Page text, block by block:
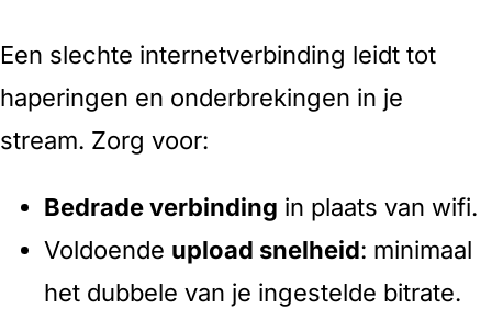
Een slechte internetverbinding leidt tot
haperingen en onderbrekingen in je
stream. Zorg voor:
Bedrade verbinding in plaats van wifi.
Voldoende upload snelheid: minimaal
het dubbele van je ingestelde bitrate.